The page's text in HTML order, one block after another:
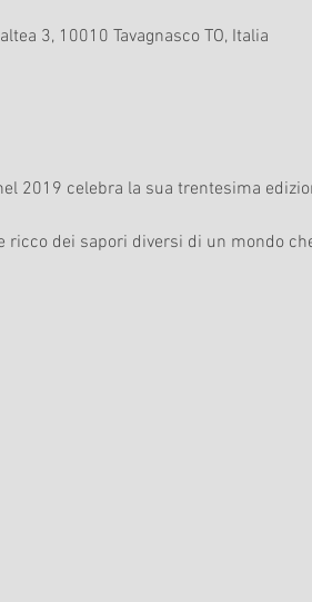
3, 10010 Tavagnasco TO, Italia
2019 celebra la sua trentesima
ricco dei sapori diversi di un mondo